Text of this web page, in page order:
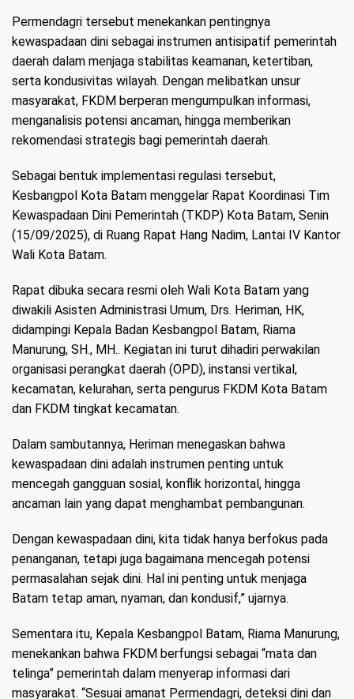
Permendagri tersebut menekankan pentingnya
kewaspadaan dini sebagai instrumen antisipatif pemerintah
daerah dalam menjaga stabilitas keamanan, ketertiban,
serta kondusivitas wilayah. Dengan melibatkan unsur
masyarakat, FKDM berperan mengumpulkan informasi,
menganalisis potensi ancaman, hingga memberikan
rekomendasi strategis bagi pemerintah daerah.
Sebagai bentuk implementasi regulasi tersebut,
Kesbangpol Kota Batam menggelar Rapat Koordinasi Tim
Kewaspadaan Dini Pemerintah (TKDP) Kota Batam, Senin
(15/09/2025), di Ruang Rapat Hang Nadim, Lantai IV Kantor
Wali Kota Batam.
Rapat dibuka secara resmi oleh Wali Kota Batam yang
diwakili Asisten Administrasi Umum, Drs. Heriman, HK,
didampingi Kepala Badan Kesbangpol Batam, Riama
Manurung, SH., MH.. Kegiatan ini turut dihadiri perwakilan
organisasi perangkat daerah (OPD), instansi vertikal,
kecamatan, kelurahan, serta pengurus FKDM Kota Batam
dan FKDM tingkat kecamatan.
Dalam sambutannya, Heriman menegaskan bahwa
kewaspadaan dini adalah instrumen penting untuk
mencegah gangguan sosial, konflik horizontal, hingga
ancaman lain yang dapat menghambat pembangunan.
Dengan kewaspadaan dini, kita tidak hanya berfokus pada
penanganan, tetapi juga bagaimana mencegah potensi
permasalahan sejak dini. Hal ini penting untuk menjaga
Batam tetap aman, nyaman, dan kondusif,” ujarnya.
Sementara itu, Kepala Kesbangpol Batam, Riama Manurung,
menekankan bahwa FKDM berfungsi sebagai “mata dan
telinga” pemerintah dalam menyerap informasi dari
masyarakat. “Sesuai amanat Permendagri, deteksi dini dan